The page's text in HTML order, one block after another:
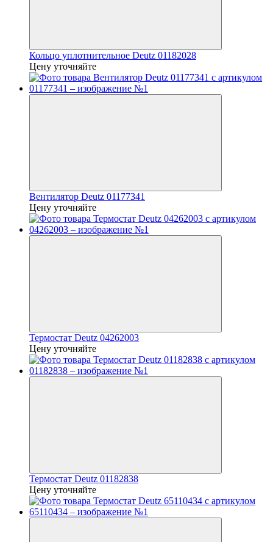
Кольцо уплотнительное Deutz 01182028
Цену уточняйте
Вентилятор Deutz 01177341
Цену уточняйте
Термостат Deutz 04262003
Цену уточняйте
Термостат Deutz 01182838
Цену уточняйте